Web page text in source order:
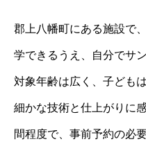
郡上八幡町にある施設で
学できるうえ、自分でサ
対象年齢は広く、子ども
細かな技術と仕上がりに
間程度で、事前予約の必